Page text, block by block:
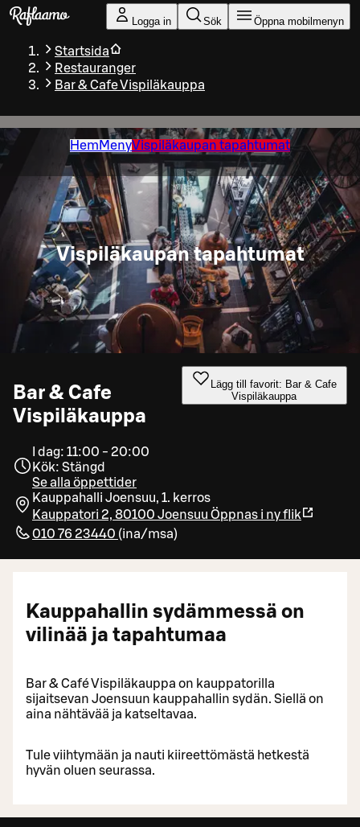
Gå till huvudinnehållet
Logga in Sök Öppna mobilmenyn
Startsida
Restauranger
Bar & Cafe Vispiläkauppa
Hem MenyVispiläkaupan tapahtumat
Vispiläkaupan tapahtumat
Bar & Cafe
Vispiläkauppa
Lägg till favorit: Bar & Cafe
Vispiläkauppa
I dag: 11:00 - 20:00
Kök: Stängd
Se alla öppettider
Kauppahalli Joensuu, 1. kerros
Kauppatori 2, 80100 Joensuu Öppnas i ny flik
010 76 23440 (ina/msa)
Kauppahallin sydämmessä on
vilinää ja tapahtumaa
Bar & Café Vispiläkauppa on kauppatorilla
sijaitsevan Joensuun kauppahallin sydän. Siellä on
aina nähtävää ja katseltavaa.
Tule viihtymään ja nauti kiireettömästä hetkestä
hyvän oluen seurassa.